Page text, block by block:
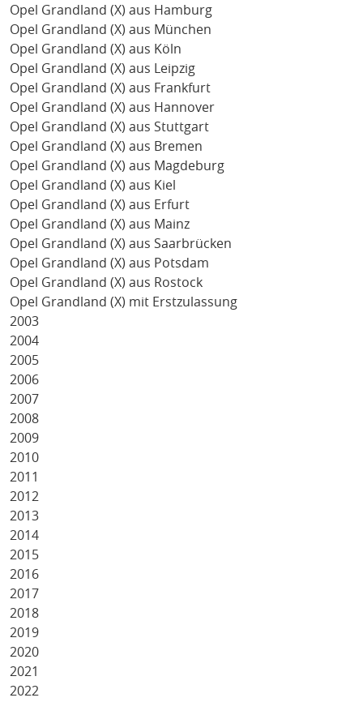
Opel Grandland (X) aus Hamburg
Opel Grandland (X) aus München
Opel Grandland (X) aus Köln
Opel Grandland (X) aus Leipzig
Opel Grandland (X) aus Frankfurt
Opel Grandland (X) aus Hannover
Opel Grandland (X) aus Stuttgart
Opel Grandland (X) aus Bremen
Opel Grandland (X) aus Magdeburg
Opel Grandland (X) aus Kiel
Opel Grandland (X) aus Erfurt
Opel Grandland (X) aus Mainz
Opel Grandland (X) aus Saarbrücken
Opel Grandland (X) aus Potsdam
Opel Grandland (X) aus Rostock
Opel Grandland (X) mit Erstzulassung
2003
2004
2005
2006
2007
2008
2009
2010
2011
2012
2013
2014
2015
2016
2017
2018
2019
2020
2021
2022